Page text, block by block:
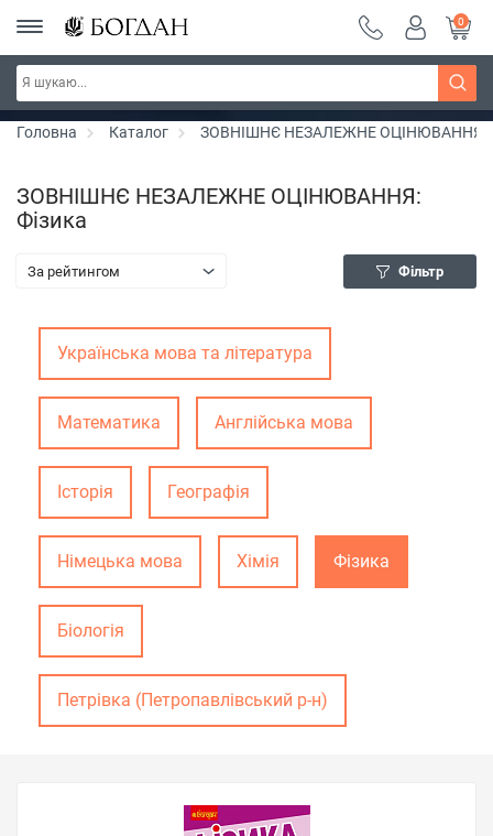
Серія "Чейзіана" ~ знижка 20%
0
Головна Каталог ЗОВНІШНЄ НЕЗАЛЕЖНЕ ОЦІНЮВАННЯ
ЗОВНІШНЄ НЕЗАЛЕЖНЕ ОЦІНЮВАННЯ:
Фізика
За рейтингом Фільтр
Українська мова та література
Математика Англійська мова
Історія Географія
Німецька мова Хімія Фізика
Біологія
Петрівка (Петропавлівський р-н)